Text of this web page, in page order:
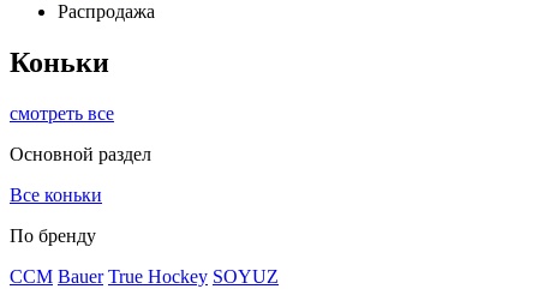
Распродажа
Коньки
смотреть все
Основной раздел
Все коньки
По бренду
ССМ Bauer True Hockey SOYUZ